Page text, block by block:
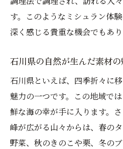
す。このようなミシュラン体
深く感じる貴重な機会でもあり
石川県の自然が生んだ素材の
石川県といえば、四季折々に
魅力の一つです。この地域で
鮮な海の幸が手に入ります。
峰が広がる山々からは、春の
野菜、秋のきのこや栗、冬の